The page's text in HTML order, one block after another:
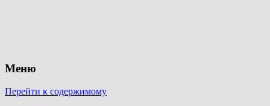
Меню
Перейти к содержимому